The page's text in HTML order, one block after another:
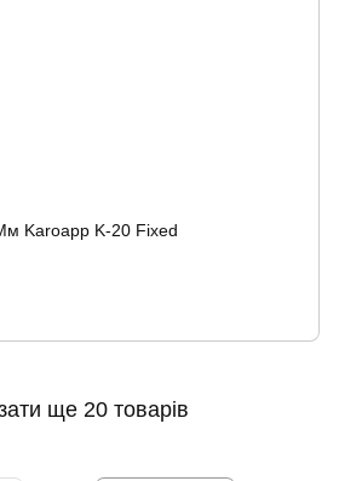
Karoapp K-20 Fixed
ще 20 товарів